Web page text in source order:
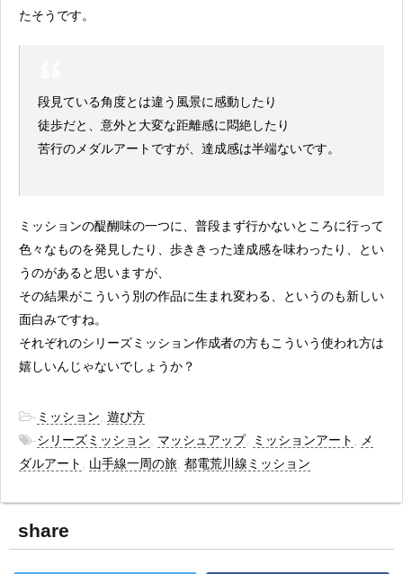
たそうです。
段見ている角度とは違う風景に感動したり
徒歩だと、意外と大変な距離感に悶絶したり
苦行のメダルアートですが、達成感は半端ないです。
ミッションの醍醐味の一つに、普段まず行かないところに行って
色々なものを発見したり、歩ききった達成感を味わったり、とい
うのがあると思いますが、
その結果がこういう別の作品に生まれ変わる、というのも新しい
面白みですね。
それぞれのシリーズミッション作成者の方もこういう使われ方は
嬉しいんじゃないでしょうか？
- ミッション 遊び方
-シリーズミッション マッシュアップ, ミッションアート
メ
ダルアート
山手線一周の旅 都電荒川線ミッション
share